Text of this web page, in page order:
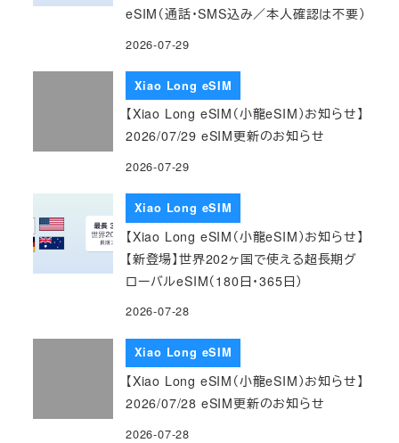
eSIM（通話・SMS込み／本人確認は不要）
2026-07-29
Xiao Long eSIM
【Xiao Long eSIM（小龍eSIM）お知らせ】
2026/07/29 eSIM更新のお知らせ
2026-07-29
Xiao Long eSIM
【Xiao Long eSIM（小龍eSIM）お知らせ】
【新登場】世界202ヶ国で使える超長期グ
ローバルeSIM（180日・365日）
2026-07-28
Xiao Long eSIM
【Xiao Long eSIM（小龍eSIM）お知らせ】
2026/07/28 eSIM更新のお知らせ
2026-07-28